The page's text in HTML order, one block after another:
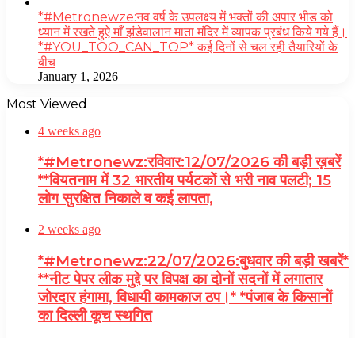
*#Metronewze:नव वर्ष के उपलक्ष्य में भक्तों की अपार भीड को
ध्यान में रखते हुऐ माँ झंडेवालान माता मंदिर में व्यापक प्रबंध किये गये हैं।
*#YOU_TOO_CAN_TOP* कई दिनों से चल रही तैयारियों के
बीच
January 1, 2026
Most Viewed
4 weeks ago
*#Metronewz:रविवार:12/07/2026 की बड़ी ख़बरें
**वियतनाम में 32 भारतीय पर्यटकों से भरी नाव पलटी; 15
लोग सुरक्षित निकाले व कई लापता,
2 weeks ago
*#Metronewz:22/07/2026:बुधवार की बड़ी खबरें*
**नीट पेपर लीक मुद्दे पर विपक्ष का दोनों सदनों में लगातार
जोरदार हंगामा, विधायी कामकाज ठप।* *पंजाब के किसानों
का दिल्ली कूच स्थगित